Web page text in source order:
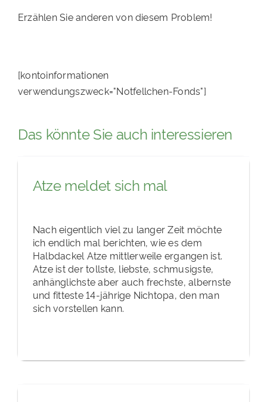
Erzählen Sie anderen von diesem Problem!
[kontoinformationen
verwendungszweck="Notfellchen-Fonds"]
Das könnte Sie auch interessieren
Atze meldet sich mal
Nach eigentlich viel zu langer Zeit möchte
ich endlich mal berichten, wie es dem
Halbdackel Atze mittlerweile ergangen ist.
Atze ist der tollste, liebste, schmusigste,
anhänglichste aber auch frechste, albernste
und fitteste 14-jährige Nichtopa, den man
sich vorstellen kann.